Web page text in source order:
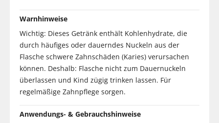
Warnhinweise
Wichtig: Dieses Getränk enthält Kohlenhydrate, die
durch häufiges oder dauerndes Nuckeln aus der
Flasche schwere Zahnschäden (Karies) verursachen
können. Deshalb: Flasche nicht zum Dauernuckeln
überlassen und Kind zügig trinken lassen. Für
regelmäßige Zahnpflege sorgen.
Anwendungs- & Gebrauchshinweise